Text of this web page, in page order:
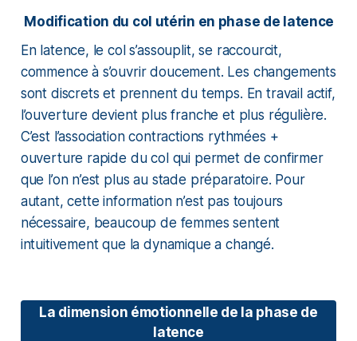
Modification du col utérin en phase de latence
En latence, le col s’assouplit, se raccourcit,
commence à s’ouvrir doucement. Les changements
sont discrets et prennent du temps. En travail actif,
l’ouverture devient plus franche et plus régulière.
C’est l’association contractions rythmées +
ouverture rapide du col qui permet de confirmer
que l’on n’est plus au stade préparatoire. Pour
autant, cette information n’est pas toujours
nécessaire, beaucoup de femmes sentent
intuitivement que la dynamique a changé.
La dimension émotionnelle de la phase de
latence